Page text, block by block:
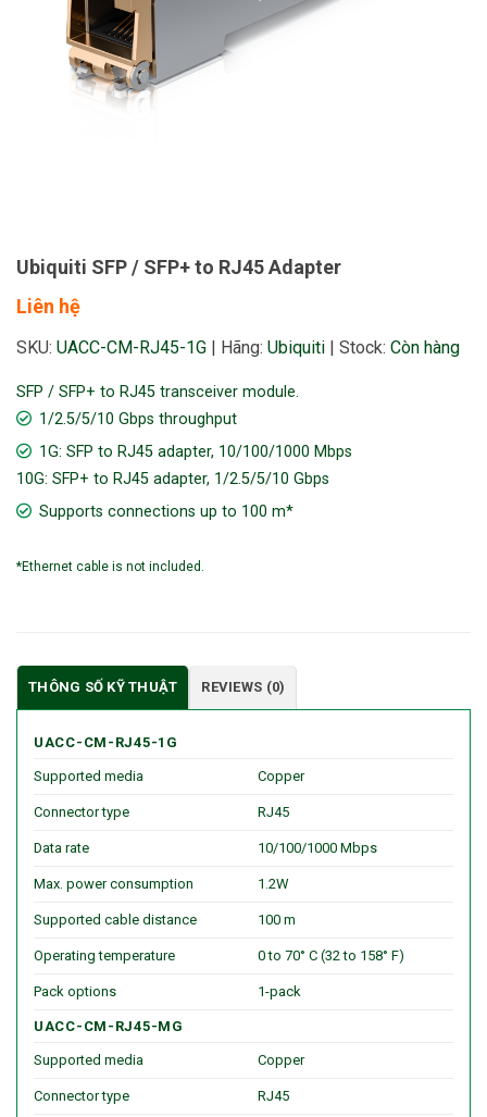
Ubiquiti SFP / SFP+ to RJ45 Adapter
Liên hệ
SKU: UACC-CM-RJ45-1G | Hãng: Ubiquiti | Stock: Còn hàng
SFP / SFP+ to RJ45 transceiver module.
1/2.5/5/10 Gbps throughput
1G: SFP to RJ45 adapter, 10/100/1000 Mbps
10G: SFP+ to RJ45 adapter, 1/2.5/5/10 Gbps
Supports connections up to 100 m*
*Ethernet cable is not included.
THÔNG SỐ KỸ THUẬT REVIEWS (0)
UACC-CM-RJ45-1G
Supported media Copper
Connector type RJ45
Data rate 10/100/1000 Mbps
Max. power consumption 1.2W
Supported cable distance 100 m
Operating temperature 0 to 70° C (32 to 158° F)
Pack options 1-pack
UACC-CM-RJ45-MG
Supported media Copper
Connector type RJ45